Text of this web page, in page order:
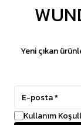
HESABIM
SOSYAL MEDYA
Yeni çıkan
Kullanım